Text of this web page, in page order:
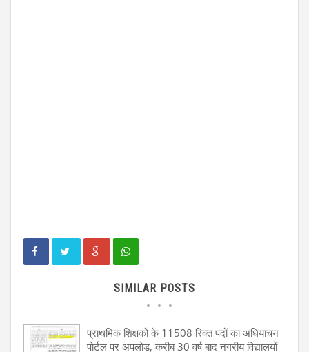
SIMILAR POSTS
प्राथमिक शिक्षकों के 11508 रिक्त पदों का अधियाचन
पोर्टल पर अपलोड, करीब 30 वर्ष बाद नगरीय विद्यालयों